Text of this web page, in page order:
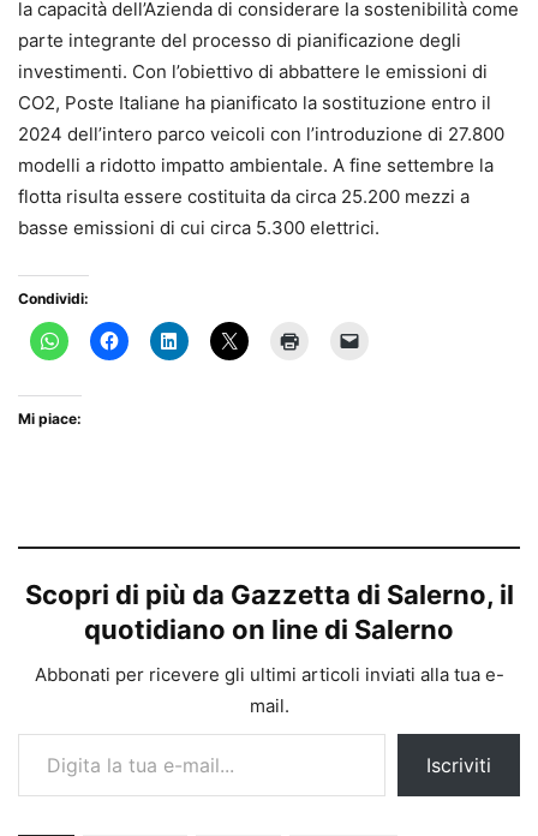
la capacità dell’Azienda di considerare la sostenibilità come
parte integrante del processo di pianificazione degli
investimenti. Con l’obiettivo di abbattere le emissioni di
CO2, Poste Italiane ha pianificato la sostituzione entro il
2024 dell’intero parco veicoli con l’introduzione di 27.800
modelli a ridotto impatto ambientale. A fine settembre la
flotta risulta essere costituita da circa 25.200 mezzi a
basse emissioni di cui circa 5.300 elettrici.
Condividi:
Mi piace:
Scopri di più da Gazzetta di Salerno, il
quotidiano on line di Salerno
Abbonati per ricevere gli ultimi articoli inviati alla tua e-
mail.
Digita la tua e-mail...
Iscriviti